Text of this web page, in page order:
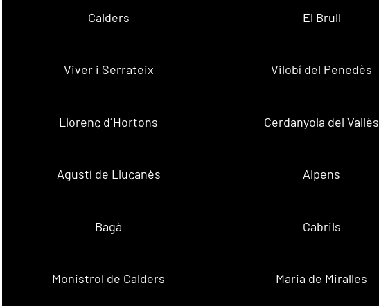
Calders El Brull
Viver i Serrateix Vilobí del Penedès
Llorenç d´Hortons Cerdanyola del Vallès
Agustí de Lluçanès Alpens
Bagà Cabrils
Monistrol de Calders Maria de Miralles